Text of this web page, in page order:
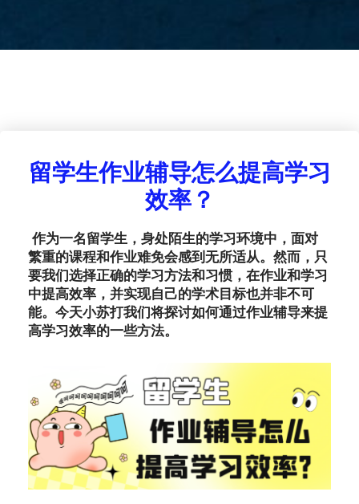
留学生作业辅导怎么提高学习
效率？
作为一名留学生，身处陌生的学习环境中，面对
繁重的课程和作业难免会感到无所适从。然而，只
要我们选择正确的学习方法和习惯，在作业和学习
中提高效率，并实现自己的学术目标也并非不可
能。今天小苏打我们将探讨如何通过作业辅导来提
高学习效率的一些方法。